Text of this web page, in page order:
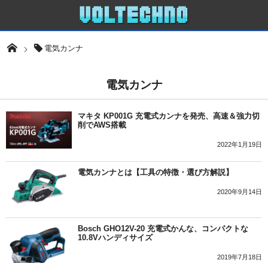
電気カンナ
電気カンナ
マキタ KP001G 充電式カンナを発売、高速＆強力切
削でAWS搭載
2022年1月19日
電気カンナとは【工具の特徴・選び方解説】
2020年9月14日
Bosch GHO12V-20 充電式かんな、コンパクトな
10.8Vハンディサイズ
2019年7月18日